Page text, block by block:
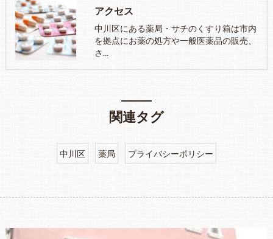
アクセス
中川区にある薬局・サチのくすり箱は市内
を拠点にお薬の処方や一般医薬品の販売、
さ…
関連タグ
中川区 薬局 プライバシーポリシー